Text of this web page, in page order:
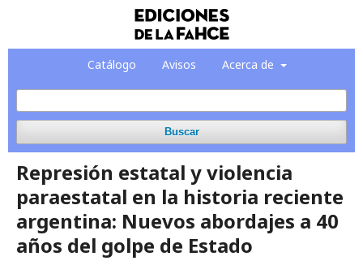
Catálogo Avisos Acerca de
Buscar
Represión estatal y violencia
paraestatal en la historia reciente
argentina: Nuevos abordajes a 40
años del golpe de Estado